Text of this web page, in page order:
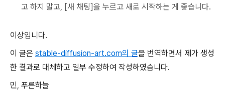
고 하지 말고, [새 채팅]을 누르고 새로 시작하는 게 좋습니다.
이상입니다.
이 글은 stable-diffusion-art.com의 글을 번역하면서 제가 생성
한 결과로 대체하고 일부 수정하여 작성하였습니다.
민, 푸른하늘